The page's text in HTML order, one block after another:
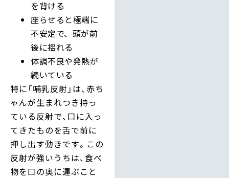
を背ける
座らせると極端に
不安定で、頭が前
後に揺れる
体調不良や発熱が
続いている
特に「哺乳反射」は、赤ち
ゃんが生まれつき持っ
ている反射で、口に入っ
てきたものを舌で前に
押し出す動きです。この
反射が強いうちは、食べ
物を口の奥に運ぶこと